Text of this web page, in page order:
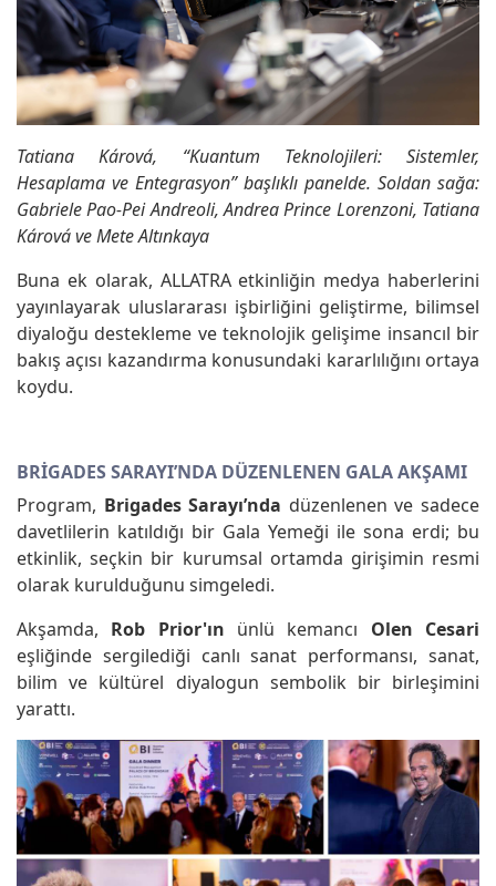
Tatiana Kárová, “Kuantum Teknolojileri: Sistemler,
Hesaplama ve Entegrasyon” başlıklı panelde. Soldan sağa:
Gabriele Pao-Pei Andreoli, Andrea Prince Lorenzoni, Tatiana
Kárová ve Mete Altınkaya
Buna ek olarak, ALLATRA etkinliğin medya haberlerini
yayınlayarak uluslararası işbirliğini geliştirme, bilimsel
diyaloğu destekleme ve teknolojik gelişime insancıl bir
bakış açısı kazandırma konusundaki kararlılığını ortaya
koydu.
BRIGADES SARAYI’NDA DÜZENLENEN GALA AKŞAMI
Program, Brigades Sarayı’nda düzenlenen ve sadece
davetlilerin katıldığı bir Gala Yemeği ile sona erdi; bu
etkinlik, seçkin bir kurumsal ortamda girişimin resmi
olarak kurulduğunu simgeledi.
Akşamda, Rob Prior'ın ünlü kemancı Olen Cesari
eşliğinde sergilediği canlı sanat performansı, sanat,
bilim ve kültürel diyalogun sembolik bir birleşimini
yarattı.